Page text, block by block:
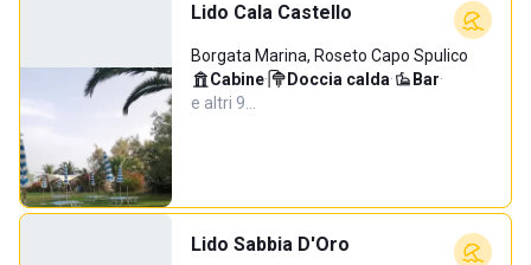
Lido Cala Castello
Borgata Marina, Roseto Capo Spulico
Cabine· Doccia calda· Bar·
e altri 9…
Lido Sabbia D'Oro